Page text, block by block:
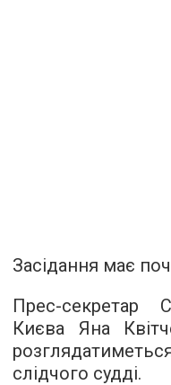
Засідання має
Прес-секретар
Києва Яна
слідчого судді.